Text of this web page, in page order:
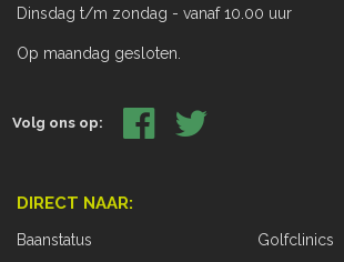
Dinsdag t/m zondag - vanaf 10.00 uur
Op maandag gesloten.
Volg ons op:
DIRECT NAAR:
Baanstatus Golfclinics